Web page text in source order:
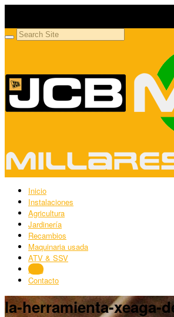
Inicio
Instalaciones
Agricultura
Jardinería
Recambios
Maquinaria usada
ATV & SSV
Blog
Contacto
la-herramienta-xeaga-